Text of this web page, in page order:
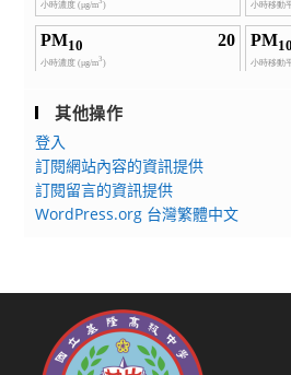
其他操作
登入
訂閱網站內容的資訊提供
訂閱留言的資訊提供
WordPress.org 台灣繁體中文